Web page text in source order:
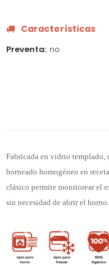
Características
Preventa no
Fabricada en vidrio templado,
horneado homogéneo en
clásico permite monitorear el
sin necesidad de abrir el horno.